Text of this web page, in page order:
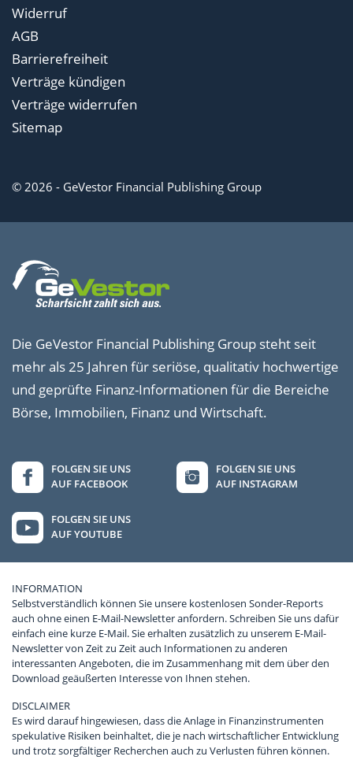
Widerruf
AGB
Barrierefreiheit
Verträge kündigen
Verträge widerrufen
Sitemap
© 2026 - GeVestor Financial Publishing Group
Die GeVestor Financial Publishing Group steht seit
mehr als 25 Jahren für seriöse, qualitativ hochwertige
und geprüfte Finanz-Informationen für die Bereiche
Börse, Immobilien, Finanz und Wirtschaft.
FOLGEN SIE UNS
AUF FACEBOOK
FOLGEN SIE UNS
AUF INSTAGRAM
FOLGEN SIE UNS
AUF YOUTUBE
INFORMATION
Selbstverständlich können Sie unsere kostenlosen Sonder-Reports
auch ohne einen E-Mail-Newsletter anfordern. Schreiben Sie uns dafür
einfach eine kurze E-Mail. Sie erhalten zusätzlich zu unserem E-Mail-
Newsletter von Zeit zu Zeit auch Informationen zu anderen
interessanten Angeboten, die im Zusammenhang mit dem über den
Download geäußerten Interesse von Ihnen stehen.
DISCLAIMER
Es wird darauf hingewiesen, dass die Anlage in Finanzinstrumenten
spekulative Risiken beinhaltet, die je nach wirtschaftlicher Entwicklung
und trotz sorgfältiger Recherchen auch zu Verlusten führen können.